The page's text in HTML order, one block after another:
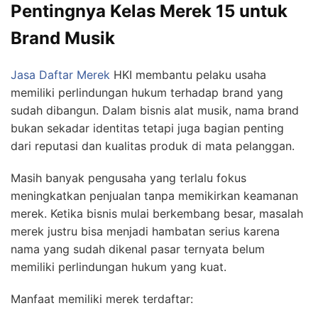
Pentingnya Kelas Merek 15 untuk
Brand Musik
Jasa Daftar Merek HKI membantu pelaku usaha
memiliki perlindungan hukum terhadap brand yang
sudah dibangun. Dalam bisnis alat musik, nama brand
bukan sekadar identitas tetapi juga bagian penting
dari reputasi dan kualitas produk di mata pelanggan.
Masih banyak pengusaha yang terlalu fokus
meningkatkan penjualan tanpa memikirkan keamanan
merek. Ketika bisnis mulai berkembang besar, masalah
merek justru bisa menjadi hambatan serius karena
nama yang sudah dikenal pasar ternyata belum
memiliki perlindungan hukum yang kuat.
Manfaat memiliki merek terdaftar: